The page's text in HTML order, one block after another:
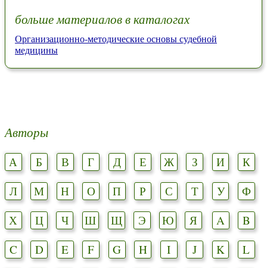
больше материалов в каталогах
Организационно-методические основы судебной
медицины
Авторы
А Б В Г Д Е Ж З И
К
Л
М Н О П Р С Т У
Ф
Х
Ц Ч Ш Щ Э Ю Я A
B
C
D E F G H I J K
L